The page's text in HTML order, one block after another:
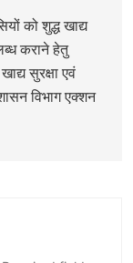
को शुद्ध खाद्य
कराने हेतु
सुरक्षा एवं
विभाग एक्शन